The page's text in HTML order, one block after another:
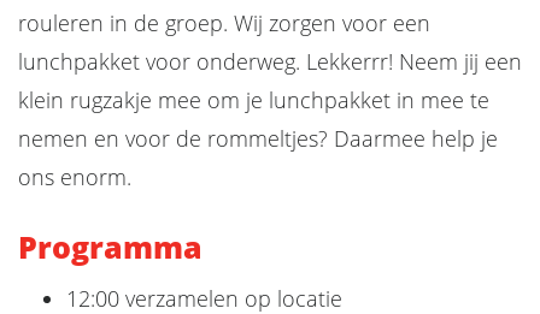
rouleren in de groep. Wij zorgen voor een
lunchpakket voor onderweg. Lekkerrr! Neem jij een
klein rugzakje mee om je lunchpakket in mee te
nemen en voor de rommeltjes? Daarmee help je
ons enorm.
Programma
12:00 verzamelen op locatie